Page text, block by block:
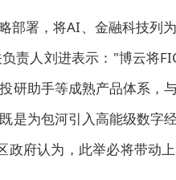
部署，将AI、金融科技列
责人刘进表示："博云将
研助手等成熟产品体系，
是为包河引入高能级数字
府认为，此举必将带动